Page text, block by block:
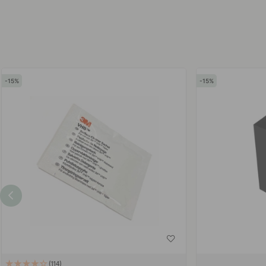
15
114
15